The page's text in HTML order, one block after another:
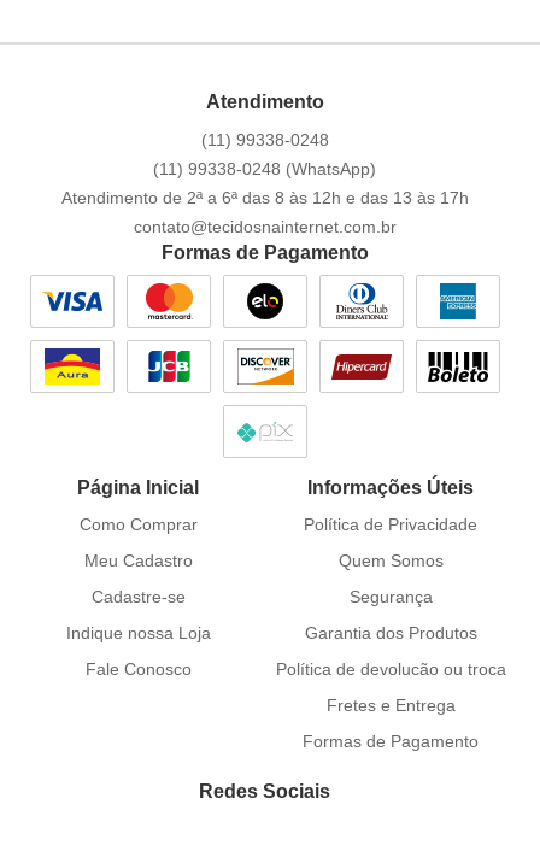
Atendimento
(11) 99338-0248
(11) 99338-0248 (WhatsApp)
Atendimento de 2ª a 6ª das 8 às 12h e das 13 às 17h
contato@tecidosnainternet.com.br
Formas de Pagamento
Página Inicial
Como Comprar
Meu Cadastro
Cadastre-se
Indique nossa Loja
Fale Conosco
Informações Úteis
Política de Privacidade
Quem Somos
Segurança
Garantia dos Produtos
Política de devolucão ou troca
Fretes e Entrega
Formas de Pagamento
Redes Sociais